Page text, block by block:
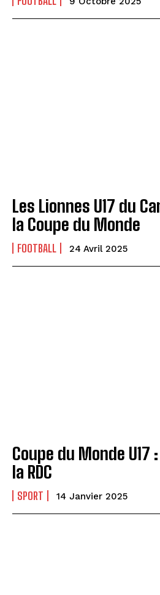
Les Lionnes U17 du
la Coupe du Monde
FOOTBALL 24 Avril 2025
Coupe du Monde U17
la RDC
SPORT 14 Janvier 2025